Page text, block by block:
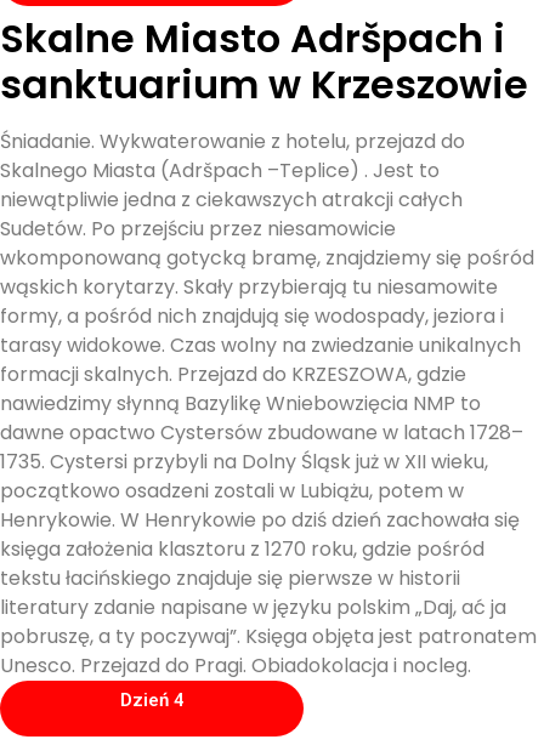
Skalne Miasto Adršpach i
sanktuarium w Krzeszowie
Śniadanie. Wykwaterowanie z hotelu, przejazd do
Skalnego Miasta (Adršpach –Teplice) . Jest to
niewątpliwie jedna z ciekawszych atrakcji całych
Sudetów. Po przejściu przez niesamowicie
wkomponowaną gotycką bramę, znajdziemy się pośród
wąskich korytarzy. Skały przybierają tu niesamowite
formy, a pośród nich znajdują się wodospady, jeziora i
tarasy widokowe. Czas wolny na zwiedzanie unikalnych
formacji skalnych. Przejazd do KRZESZOWA, gdzie
nawiedzimy słynną Bazylikę Wniebowzięcia NMP to
dawne opactwo Cystersów zbudowane w latach 1728–
1735. Cystersi przybyli na Dolny Śląsk już w XII wieku,
początkowo osadzeni zostali w Lubiążu, potem w
Henrykowie. W Henrykowie po dziś dzień zachowała się
księga założenia klasztoru z 1270 roku, gdzie pośród
tekstu łacińskiego znajduje się pierwsze w historii
literatury zdanie napisane w języku polskim „Daj, ać ja
pobruszę, a ty poczywaj”. Księga objęta jest patronatem
Unesco. Przejazd do Pragi. Obiadokolacja i nocleg.
Dzień 4